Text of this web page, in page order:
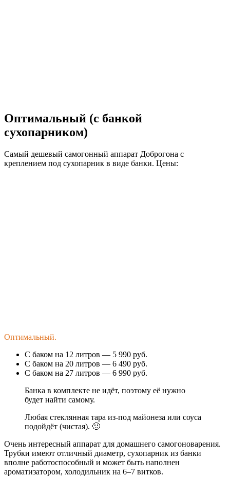
Оптимальный (с банкой
сухопарником)
Самый дешевый самогонный аппарат Доброгона с
креплением под сухопарник в виде банки. Цены:
Оптимальный.
С баком на 12 литров — 5 990 руб.
С баком на 20 литров — 6 490 руб.
С баком на 27 литров — 6 990 руб.
Банка в комплекте не идёт, поэтому её нужно
будет найти самому.
Любая стеклянная тара из-под майонеза или соуса
подойдёт (чистая). 🙂
Очень интересный аппарат для домашнего самогоноварения.
Трубки имеют отличный диаметр, сухопарник из банки
вполне работоспособный и может быть наполнен
ароматизатором, холодильник на 6–7 витков.